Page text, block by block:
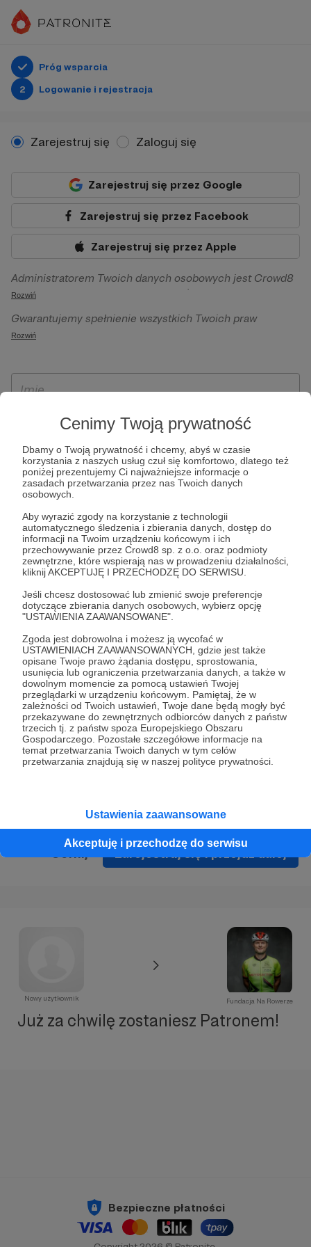
Cenimy Twoją prywatność
Dbamy o Twoją prywatność i chcemy, abyś w czasie
korzystania z naszych usług czuł się komfortowo, dlatego też
poniżej prezentujemy Ci najważniejsze informacje o
zasadach przetwarzania przez nas Twoich danych
osobowych.
Aby wyrazić zgody na korzystanie z technologii
automatycznego śledzenia i zbierania danych, dostęp do
informacji na Twoim urządzeniu końcowym i ich
przechowywanie przez Crowd8 sp. z o.o. oraz podmioty
zewnętrzne, które wspierają nas w prowadzeniu działalności,
kliknij AKCEPTUJĘ I PRZECHODZĘ DO SERWISU.
Jeśli chcesz dostosować lub zmienić swoje preferencje
dotyczące zbierania danych osobowych, wybierz opcję
"USTAWIENIA ZAAWANSOWANE".
Zgoda jest dobrowolna i możesz ją wycofać w
USTAWIENIACH ZAAWANSOWANYCH, gdzie jest także
opisane Twoje prawo żądania dostępu, sprostowania,
usunięcia lub ograniczenia przetwarzania danych, a także w
dowolnym momencie za pomocą ustawień Twojej
przeglądarki w urządzeniu końcowym. Pamiętaj, że w
zależności od Twoich ustawień, Twoje dane będą mogły być
przekazywane do zewnętrznych odbiorców danych z państw
trzecich tj. z państw spoza Europejskiego Obszaru
Gospodarczego. Pozostałe szczegółowe informacje na
temat przetwarzania Twoich danych w tym celów
przetwarzania znajdują się w naszej polityce prywatności.
Ustawienia zaawansowane
Akceptuję i przechodzę do serwisu
Próg wsparcia
2
Logowanie i rejestracja
Zarejestruj się Zaloguj się
Zarejestruj się przez Google
Zarejestruj się przez Facebook
Zarejestruj się przez Apple
Administratorem Twoich danych osobowych jest Crowd8
sp. z o.o. z siedziba w Warszawie, ul. Żwirki i Wigury 16, 02-
092 Warszawa. Twoje dane osobowe będą przetwarzane w
szczególności w celu wykonania umowy zawartej z Tobą, w
Patronite.pl, w tym możliwości dokonywania oraz
otrzymywania wsparcia na naszej platformie oraz
Rozwiń
Gwarantujemy spełnienie wszystkich Twoich praw
wynikających z ogólnego rozporządzenia o ochronie
ich przenoszenia, niepodlegania zautomatyzowanemu
wyrażenia sprzeciwu wobec przetwarzania Twoich danych
osobowych. Rejestracja dla osób niepełnoletnich możliwa
jest po przekazaniu podpisanego formularza "Zgodna na
założenie konta przez osobę niepełnoletnią", formularz
dostępny jest na stronie regulaminu Patronite.pl.
Rozwiń
* Zapoznałem się i akceptujęRegulaminserwisu oraz
* Wyrażam zgodę na przetwarzanie moich danych
osobowych podanych w formularzu rejestracyjnym w celu
prawidłowego świadczenia usług serwisu Patronite.
Wyrażam zgodę na otrzymywanie drogą elektroniczną
informacji handlowych - newslettera. Opcja ta może zostać
zmieniona w ustawieniach konta.
Zarejestruj się i przejdź dalej
Nowy użytkownik Fundacja Na Rowerze
Już za chwilę zostaniesz Patronem!
Bezpieczne płatności